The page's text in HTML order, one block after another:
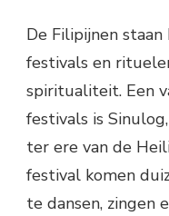
De Filipijnen
festivals en
spiritualiteit. Een
festivals is
ter ere van de
festival komen
te dansen, zingen